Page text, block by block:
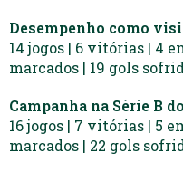
Desempenho como
14 jogos | 6 vitórias | 4
marcados | 19 gols
Campanha na Série B
16 jogos | 7 vitórias | 5
marcados | 22 gols